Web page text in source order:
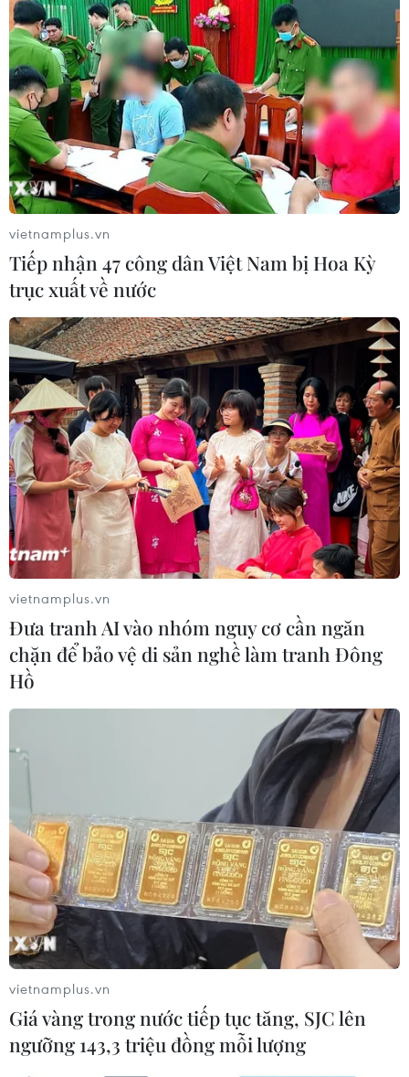
vietnamplus.vn
Tiếp nhận 47 công dân Việt Nam bị Hoa Kỳ
trục xuất về nước
vietnamplus.vn
Đưa tranh AI vào nhóm nguy cơ cần ngăn
chặn để bảo vệ di sản nghề làm tranh Đông
Hồ
vietnamplus.vn
Giá vàng trong nước tiếp tục tăng, SJC lên
ngưỡng 143,3 triệu đồng mỗi lượng